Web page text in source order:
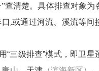
查清楚。具体排查对象为
,或通过河流、溪流等间
三级排查”模式，即卫星